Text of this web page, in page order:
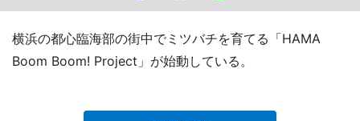
横浜の都心臨海部の街中でミツバチを育てる「HAMA
Boom Boom! Project」が始動している。